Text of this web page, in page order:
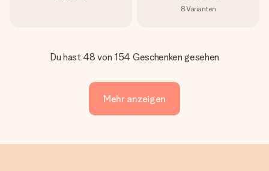
8Varianten
Du hast 48 von 154 Geschenken gesehen
Mehr anzeigen